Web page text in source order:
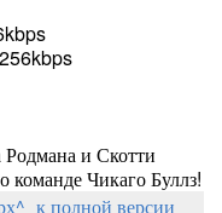
и Скотти
Чикаго Буллз!
к полной версии